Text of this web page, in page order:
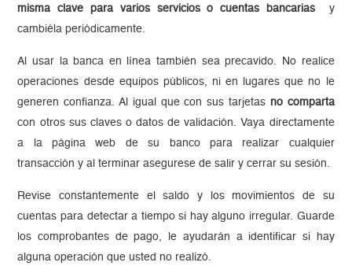
misma clave para varios servicios o cuentas bancariasy
cambiéla periódicamente.
Al usar la banca en línea también sea precavido. No realice
operaciones desde equipos públicos, ni en lugares que no le
generen confianza. Al igual que con sus tarjetas no comparta
con otros sus claves o datos de validación. Vaya directamente
a la página web de su banco para realizar cualquier
transacción y al terminar asegurese de salir y cerrar su sesión.
Revise constantemente el saldo y los movimientos de su
cuentas para detectar a tiempo si hay alguno irregular. Guarde
los comprobantes de pago, le ayudarán a identificar si hay
alguna operación que usted no realizó.